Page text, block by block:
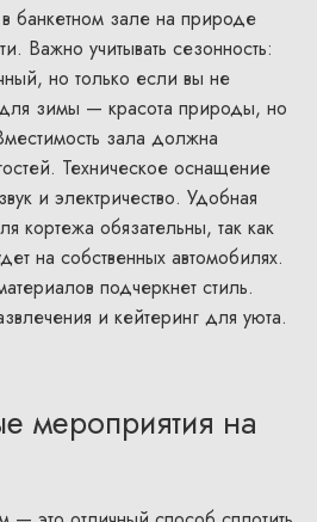
банкетном зале на природе
Важно учитывать сезонность:
но только если вы не
зимы — красота природы, но
зала должна
Техническое оснащение
и электричество. Удобная
кортежа обязательны, так как
на собственных автомобилях.
подчеркнет стиль.
и кейтеринг для уюта.
мероприятия на